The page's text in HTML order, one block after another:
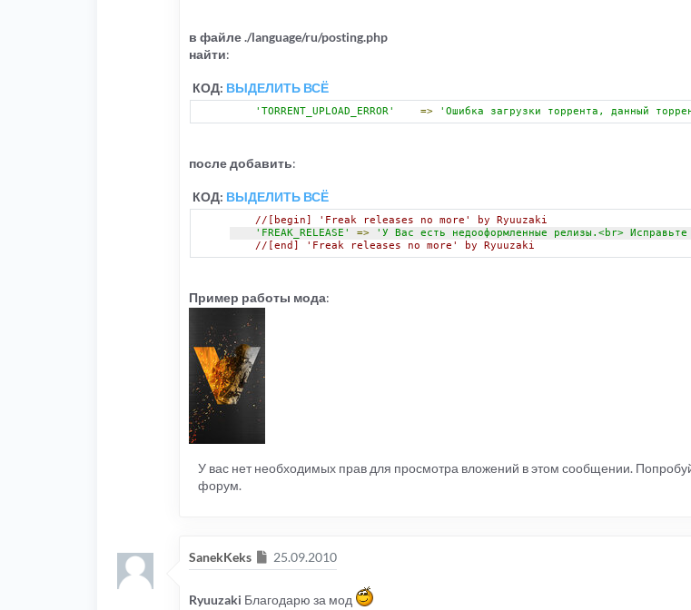
//[end] 'Freak releases no more' by Ryuuzaki
в файле ./language/ru/posting.php
найти:
КОД: ВЫДЕЛИТЬ ВСЁ
'TORRENT_UPLOAD_ERROR' => 'Ошибка загрузки торрента, данный
после добавить:
КОД: ВЫДЕЛИТЬ ВСЁ
//[begin] 'Freak releases no more' by Ryuuzaki
'FREAK_RELEASE'
=>
'У Вас есть недооформленные релизы.<br>
//[end] 'Freak releases no more' by Ryuuzaki
Пример работы мода:
У вас нет необходимых прав для просмотра вложений в этом сообщении.
форум.
SanekKeks Сообщение
25.09.2010
Ryuuzaki Благодарю за мод